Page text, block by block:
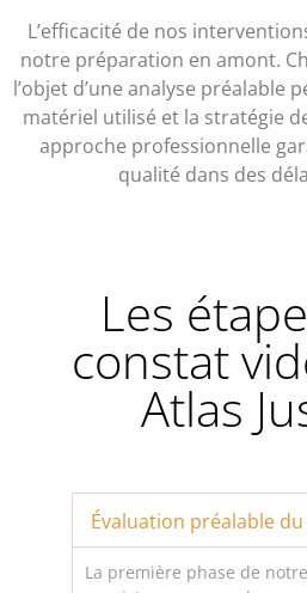
L’efficacité de nos
notre préparation en amont.
l’objet d’une analyse préalable
matériel utilisé et la stratégie
approche professionnelle
qualité dans des
Les
constat
Atlas
Évaluation préalable
La première phase de